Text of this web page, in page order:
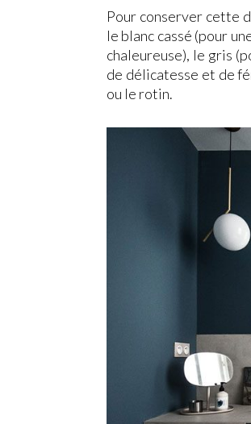
Pour conserver cette
le blanc cassé (pour
chaleureuse), le gris
de délicatesse et de
ou le rotin.